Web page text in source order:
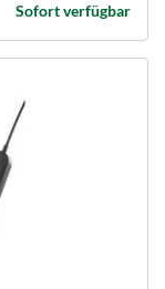
Sofort verfügbar